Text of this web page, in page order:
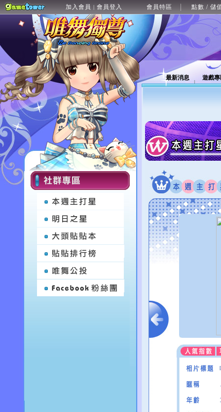
加入會員 | 會員登入 會員特區 點數 / 儲
最新消息 遊戲